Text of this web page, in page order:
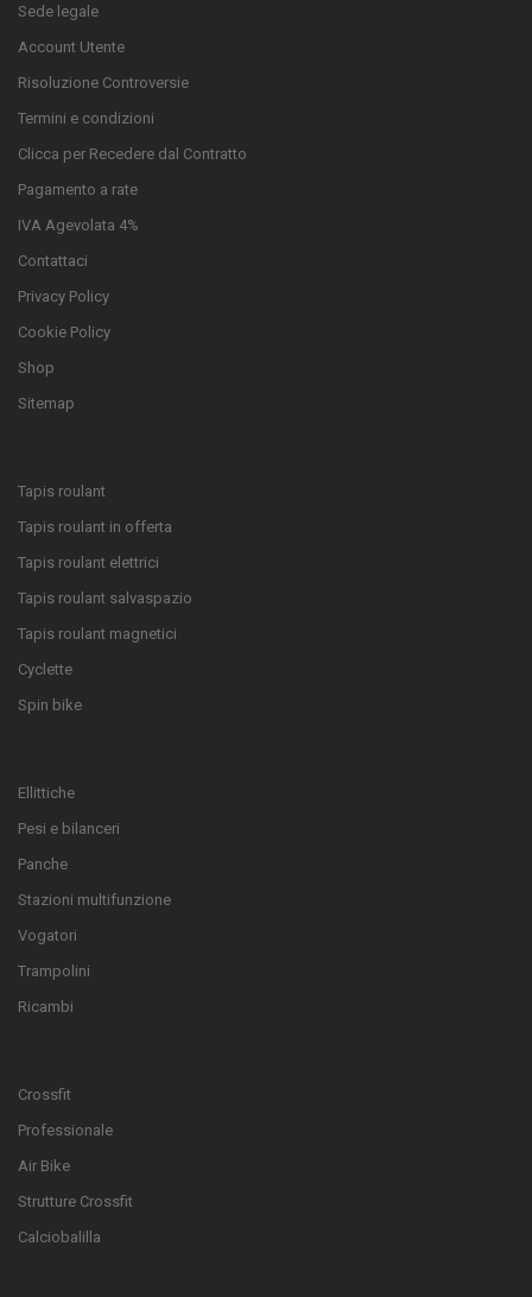
Sede legale
Account Utente
Risoluzione Controversie
Termini e condizioni
Clicca per Recedere dal Contratto
Pagamento a rate
IVA Agevolata 4%
Contattaci
Privacy Policy
Cookie Policy
Shop
Sitemap
Tapis roulant
Tapis roulant in offerta
Tapis roulant elettrici
Tapis roulant salvaspazio
Tapis roulant magnetici
Cyclette
Spin bike
Ellittiche
Pesi e bilanceri
Panche
Stazioni multifunzione
Vogatori
Trampolini
Ricambi
Crossfit
Professionale
Air Bike
Strutture Crossfit
Calciobalilla